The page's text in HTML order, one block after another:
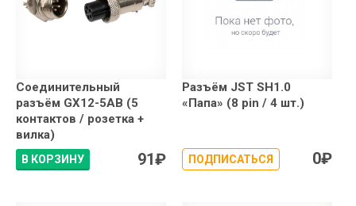
Соединительный
разъём GX12-5AB (5
контактов / розетка +
вилка)
В КОРЗИНУ 91₽
Разъём JST SH1.0
«Папа» (8 pin / 4 шт.)
ПОДПИСАТЬСЯ 0₽